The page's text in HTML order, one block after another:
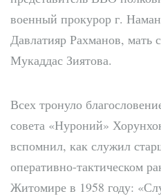
военный прокурор г.
Давлатияр Рахманов, мать
Мукаддас Зиятова.
Всех тронуло
совета «Нуроний»
вспомнил, как служил
оперативно-тактическом
Житомире в 1958 году: